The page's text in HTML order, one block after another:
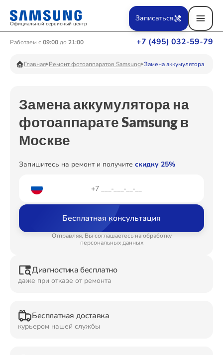
Официальный сервисный центр
+7 (495) 032-59-79
Работаем с 09:00до 21:00
Записаться
Главная Ремонт фотоаппаратов Samsung Замена аккумулятора
Замена аккумулятора на
фотоаппарате Samsung в
Москве
Запишитесь на ремонт и получите скидку 25%
Бесплатная консультация
Отправляя, Вы соглашаетесь на обработку
персональных данных
Диагностика бесплатно
даже при отказе от ремонта
Бесплатная доставка
курьером нашей службы
Ремонт Вертикальных пылесосов
Ремонт Телевизоров
Ремонт Пылесосов
Ремонт Планшетов